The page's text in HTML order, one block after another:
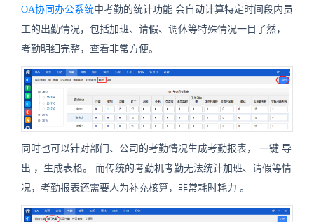
OA协同办公系统中考勤的统计功能 会自动计算特定时间段内员
工的出勤情况，包括加班、请假、调休等特殊情况一目了然，
考勤明细完整，查看非常方便。
同时也可以针对部门、公司的考勤情况生成考勤报表， 一键 导
出 ，生成表格。 而传统的考勤机考勤无法统计加班、请假等情
况，考勤报表还需要人为补充核算，非常耗时耗力 。